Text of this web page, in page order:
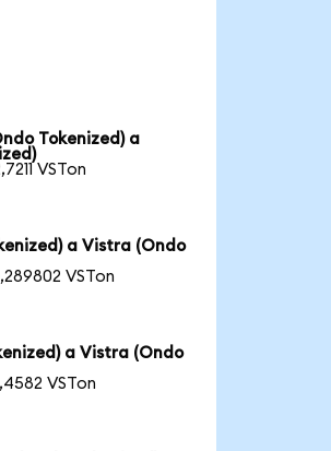
Tokenized) a
VSTon
a Vistra (Ondo
VSTon
a Vistra (Ondo
VSTon